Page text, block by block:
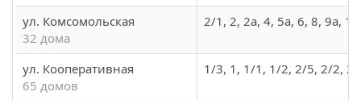
ул. Комсомольская
32 дома
2/1, 2, 2а, 4, 5а, 6, 8, 9а,
ул. Кооперативная
65 домов
1/3, 1, 1/1, 1/2, 2/5, 2/2,